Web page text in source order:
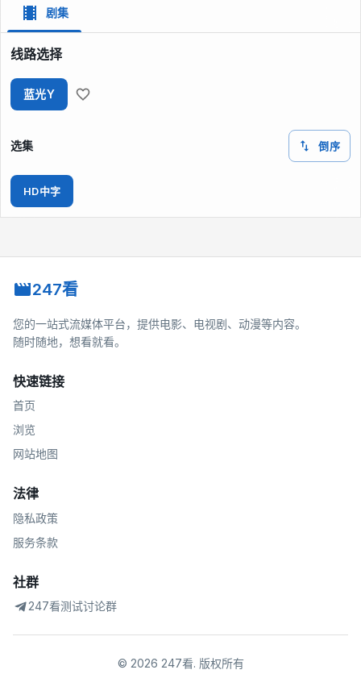
剧集
线路选择
蓝光Y
选集 倒序
HD中字
247看
您的一站式流媒体平台，提供电影、电视剧、动漫等内容。
随时随地，想看就看。
快速链接
首页
浏览
网站地图
法律
隐私政策
服务条款
社群
247看测试讨论群
© 2026 247看. 版权所有